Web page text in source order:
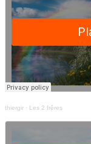
thiergir · Les 2 frêres